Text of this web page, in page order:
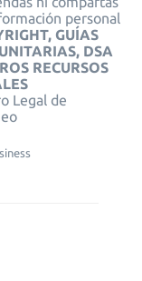
personal
GUÍAS
DSA
RECURSOS
Legal de